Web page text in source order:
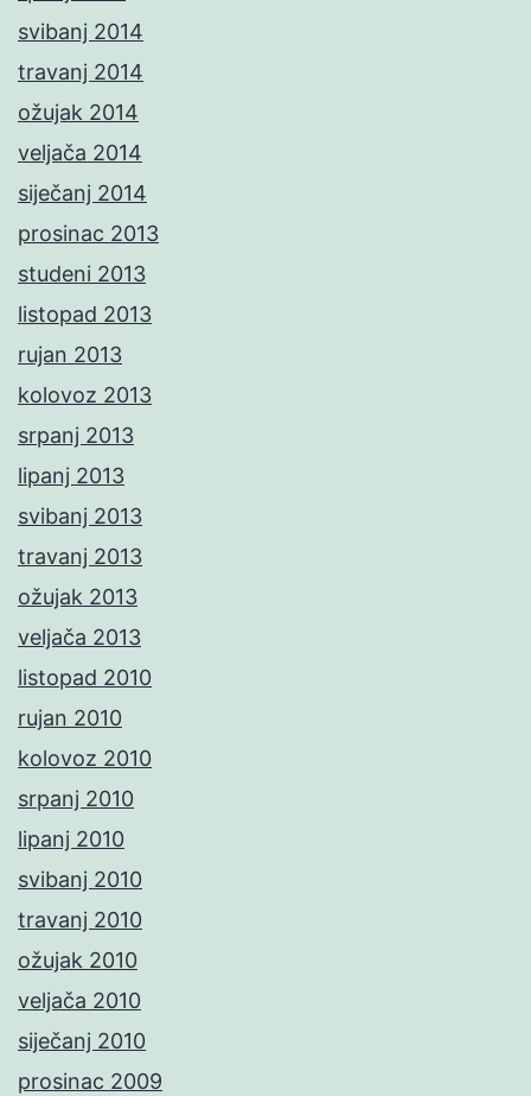
svibanj 2014
travanj 2014
ožujak 2014
veljača 2014
siječanj 2014
prosinac 2013
studeni 2013
listopad 2013
rujan 2013
kolovoz 2013
srpanj 2013
lipanj 2013
svibanj 2013
travanj 2013
ožujak 2013
veljača 2013
listopad 2010
rujan 2010
kolovoz 2010
srpanj 2010
lipanj 2010
svibanj 2010
travanj 2010
ožujak 2010
veljača 2010
siječanj 2010
prosinac 2009